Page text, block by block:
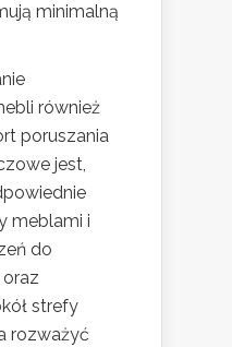
minimalną
również
poruszania
jest,
meblami i
do
strefy
rozważyć